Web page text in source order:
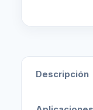
Descripción